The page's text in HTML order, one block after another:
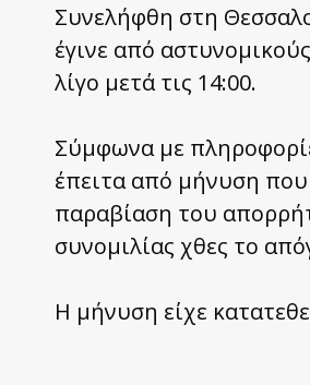
Συνελήφθη στη
έγινε από
λίγο μετά τις 14:00.
Σύμφωνα με
έπειτα από μήνυση
παραβίαση του
συνομιλίας χθες το
Η μήνυση είχε